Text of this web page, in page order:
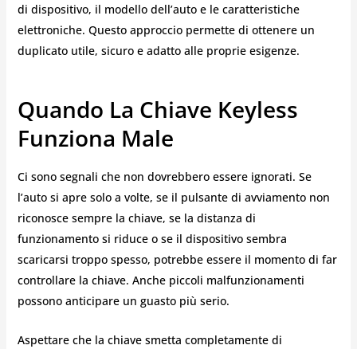
di dispositivo, il modello dell’auto e le caratteristiche
elettroniche. Questo approccio permette di ottenere un
duplicato utile, sicuro e adatto alle proprie esigenze.
Quando La Chiave Keyless
Funziona Male
Ci sono segnali che non dovrebbero essere ignorati. Se
l’auto si apre solo a volte, se il pulsante di avviamento non
riconosce sempre la chiave, se la distanza di
funzionamento si riduce o se il dispositivo sembra
scaricarsi troppo spesso, potrebbe essere il momento di far
controllare la chiave. Anche piccoli malfunzionamenti
possono anticipare un guasto più serio.
Aspettare che la chiave smetta completamente di